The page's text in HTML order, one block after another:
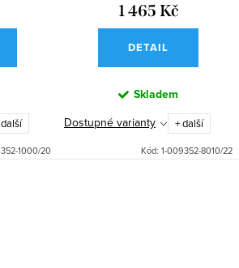
1000/20
1 465 Kč
DETAIL
Skladem
Dostupné varianty
+ další
Kód: 1-009352-8010/22